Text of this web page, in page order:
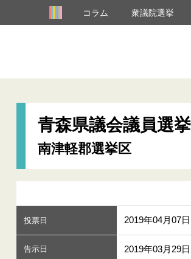
コラム 衆議院選挙
青森県議会議員選挙
南津軽郡選挙区
投票日 2019年04月07日
告示日 2019年03月29日